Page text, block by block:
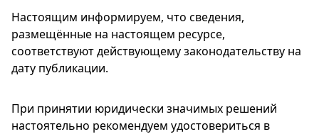
Настоящим информируем, что сведения,
размещённые на настоящем ресурсе,
соответствуют действующему законодательству на
дату публикации.
При принятии юридически значимых решений
настоятельно рекомендуем удостовериться в